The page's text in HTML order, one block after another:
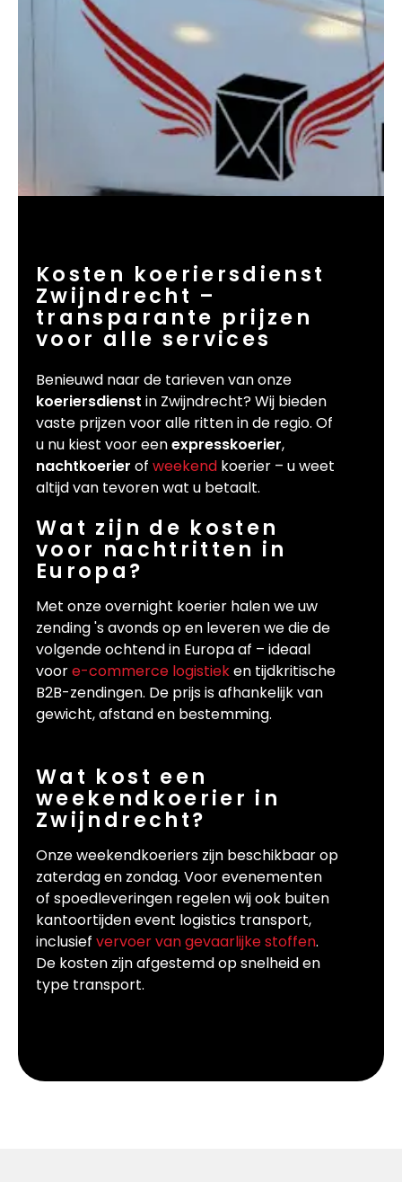
Kosten koeriersdienst
Zwijndrecht –
transparante prijzen
voor alle services
Benieuwd naar de tarieven van onze
koeriersdienst in Zwijndrecht? Wij bieden
vaste prijzen voor alle ritten in de regio. Of
u nu kiest voor eenexpresskoerier,
nachtkoerier of weekend koerier – u weet
altijd van tevoren wat u betaalt.
Wat zijn de kosten
voor nachtritten in
Europa?
Met onze overnight koerier halen we uw
zending 's avonds op en leveren we die de
volgende ochtend in Europa af – ideaal
voore-commerce logistieken tijdkritische
B2B-zendingen. De prijs is afhankelijk van
gewicht, afstand en bestemming.
Wat kost een
weekendkoerier in
Zwijndrecht?
Onze weekendkoeriers zijn beschikbaar op
zaterdag en zondag. Voor evenementen
of spoedleveringen regelen wij ook buiten
kantoortijden event logistics transport,
inclusief vervoer van gevaarlijke stoffen.
De kosten zijn afgestemd op snelheid en
type transport.